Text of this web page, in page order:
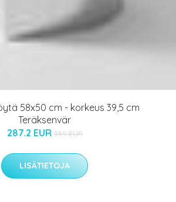
58x50 cm - korkeus 39,5 cm
Teräksenvär
287.2 EUR 359 EUR
LISÄTIETOJA